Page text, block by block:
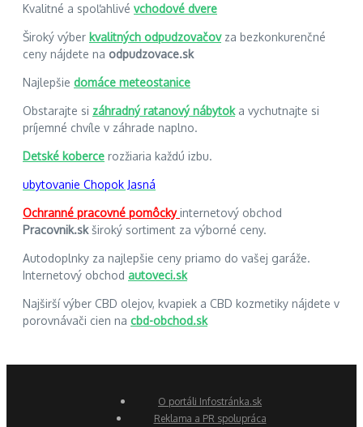
Kvalitné a spoľahlivé vchodové dvere
Široký výber kvalitných odpudzovačovza bezkonkurenčné
ceny nájdete na odpudzovace.sk
Najlepšie domáce meteostanice
Obstarajte si záhradný ratanový nábytoka vychutnajte si
príjemné chvíle v záhrade naplno.
Detské koberce rozžiaria každú izbu.
ubytovanie Chopok Jasná
Ochranné pracovné pomôckyinternetový obchod
Pracovnik.skširoký sortiment za výborné ceny.
Autodoplnky za najlepšie ceny priamo do vašej garáže.
Internetový obchod autoveci.sk
Najširší výber CBD olejov, kvapiek a CBD kozmetiky nájdete v
porovnávači cien na cbd-obchod.sk
O portáli Infostránka.sk
Reklama a PR spolupráca